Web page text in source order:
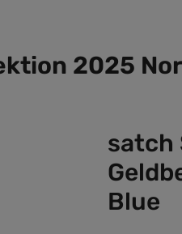
2025
satch
Blue